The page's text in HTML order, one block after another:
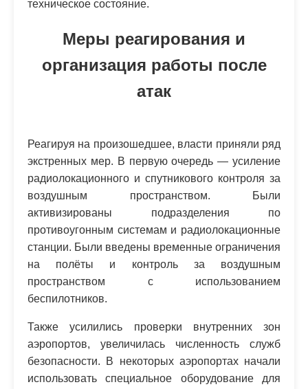
техническое состояние.
Меры реагирования и
организация работы после
атак
Реагируя на произошедшее, власти приняли ряд
экстренных мер. В первую очередь — усиление
радиолокационного и спутникового контроля за
воздушным пространством. Были
активизированы подразделения по
противоугонным системам и радиолокационные
станции. Были введены временные ограничения
на полёты и контроль за воздушным
пространством с использованием
беспилотников.
Также усилились проверки внутренних зон
аэропортов, увеличилась численность служб
безопасности. В некоторых аэропортах начали
использовать специальное оборудование для